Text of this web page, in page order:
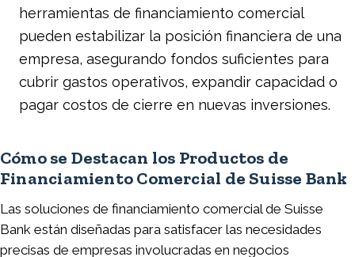
herramientas de financiamiento comercial
pueden estabilizar la posición financiera de una
empresa, asegurando fondos suficientes para
cubrir gastos operativos, expandir capacidad o
pagar costos de cierre en nuevas inversiones.
Cómo se Destacan los Productos de
Financiamiento Comercial de Suisse Bank
Las soluciones de financiamiento comercial de Suisse
Bank están diseñadas para satisfacer las necesidades
precisas de empresas involucradas en negocios